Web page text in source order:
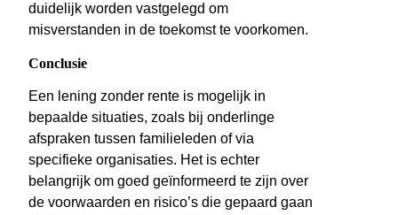
duidelijk worden vastgelegd om
misverstanden in de toekomst te voorkomen.
Conclusie
Een lening zonder rente is mogelijk in
bepaalde situaties, zoals bij onderlinge
afspraken tussen familieleden of via
specifieke organisaties. Het is echter
belangrijk om goed geïnformeerd te zijn over
de voorwaarden en risico’s die gepaard gaan